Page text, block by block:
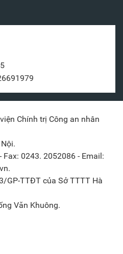
Chính trị Công an nhân
0243. 2052086 - Email:
GP-TTĐT của Sở TTTT Hà
Văn Khuông.